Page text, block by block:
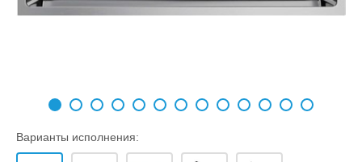
Варианты исполнения: